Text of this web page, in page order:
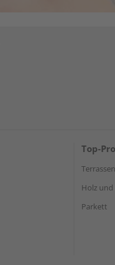
Top-
Holz
Parkett